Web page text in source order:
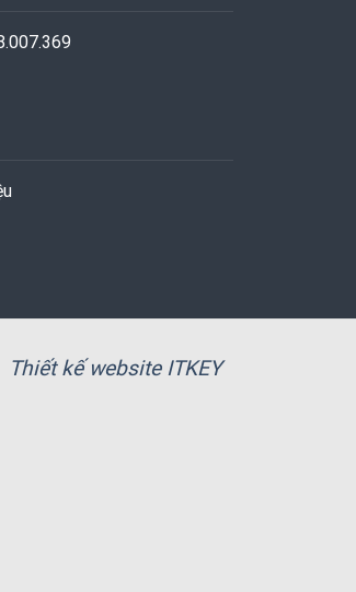
Thiết kế website ITKEY